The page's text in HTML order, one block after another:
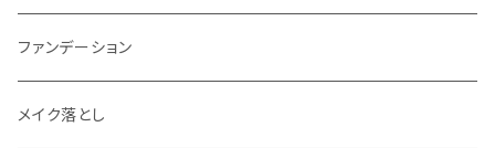
ファンデーション
メイク落とし